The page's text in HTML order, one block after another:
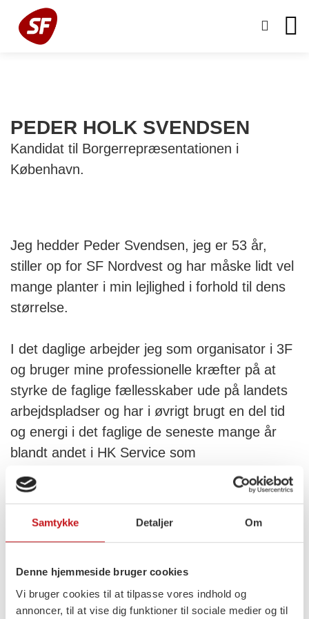
Samtykke Detaljer Om
Denne hjemmeside bruger cookies
Vi bruger cookies til at tilpasse vores indhold og
annoncer, til at vise dig funktioner til sociale medier og til
PEDER HOLK SVENDSEN
Kandidat til Borgerrepræsentationen i
København.
Jeg hedder Peder Svendsen, jeg er 53 år,
stiller op for SF Nordvest og har måske lidt vel
mange planter i min lejlighed i forhold til dens
størrelse.
I det daglige arbejder jeg som organisator i 3F
og bruger mine professionelle kræfter på at
styrke de faglige fællesskaber ude på landets
arbejdspladser og har i øvrigt brugt en del tid
og energi i det faglige de seneste mange år
blandt andet i HK Service som
bestyrelsesmedlem og som tillidsrepræsentant
på tidligere arbejdspladser. Jeg ved med andre
ord en hel del om vores arbejdsmarked og den
Jeg har det meste af mit liv været optaget af
at forandre verden til det bedre, det har jeg